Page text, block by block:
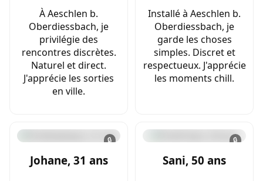
À Aeschlen b.
Oberdiessbach, je
privilégie des
rencontres discrètes.
Naturel et direct.
J'apprécie les sorties
en ville.
Installé à Aeschlen b.
Oberdiessbach, je
garde les choses
simples. Discret et
respectueux. J'apprécie
les moments chill.
🔒
Johane, 31 ans
🔒
Sani, 50 ans